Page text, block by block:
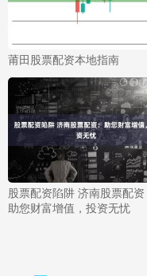
莆田股票配资本地指南
股票配资陷阱 济南股票配资
助您财富增值，投资无忧